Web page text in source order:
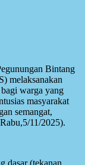
Bintang
melaksanakan
warga yang
masyarakat
semangat,
11/2025).
dasar (tekanan